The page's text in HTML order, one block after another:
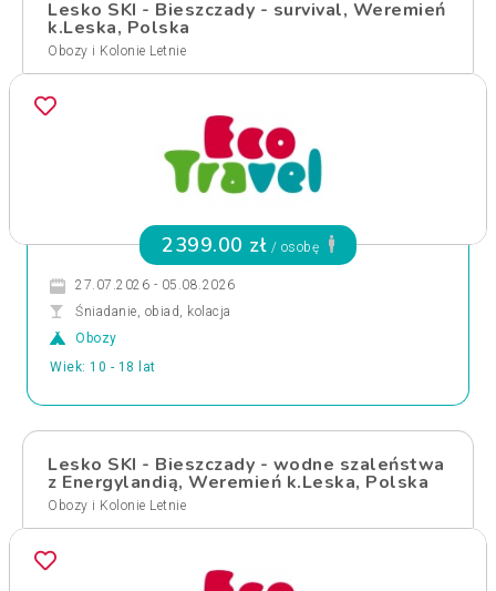
Lesko SKI - Bieszczady - survival, Weremień
k.Leska, Polska
Obozy i Kolonie Letnie
2399.00 zł / osobę
27.07.2026 - 05.08.2026
Śniadanie, obiad, kolacja
Obozy
Wiek: 10 - 18 lat
Lesko SKI - Bieszczady - wodne szaleństwa
z Energylandią, Weremień k.Leska, Polska
Obozy i Kolonie Letnie